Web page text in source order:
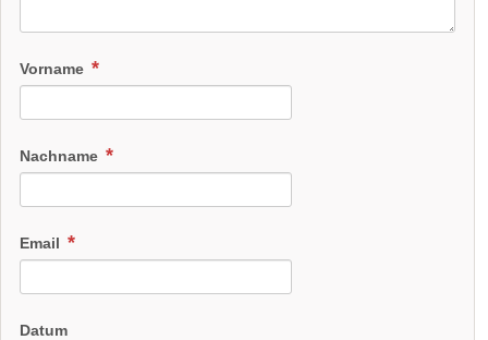
Vorname
Nachname
Email
Datum